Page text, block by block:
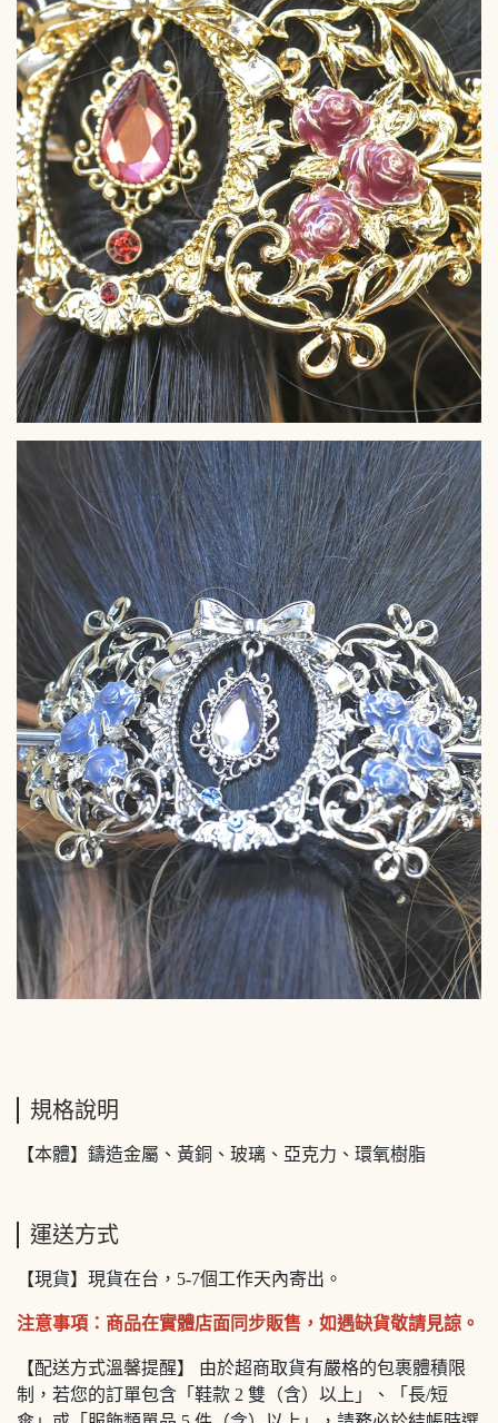
規格說明
【本體】鑄造金屬、黃銅、玻璃、亞克力、環氧樹脂
運送方式
【現貨】現貨在台，5-7個工作天內寄出。
注意事項：商品在實體店面同步販售，如遇缺貨敬請見諒。
【配送方式溫馨提醒】 由於超商取貨有嚴格的包裹體積限
制，若您的訂單包含「鞋款 2 雙（含）以上」、「長/短